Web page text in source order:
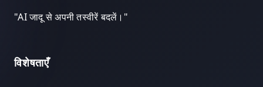
"AI जादू से अपनी तस्वीरें बदलें। "
विशेषताएँ